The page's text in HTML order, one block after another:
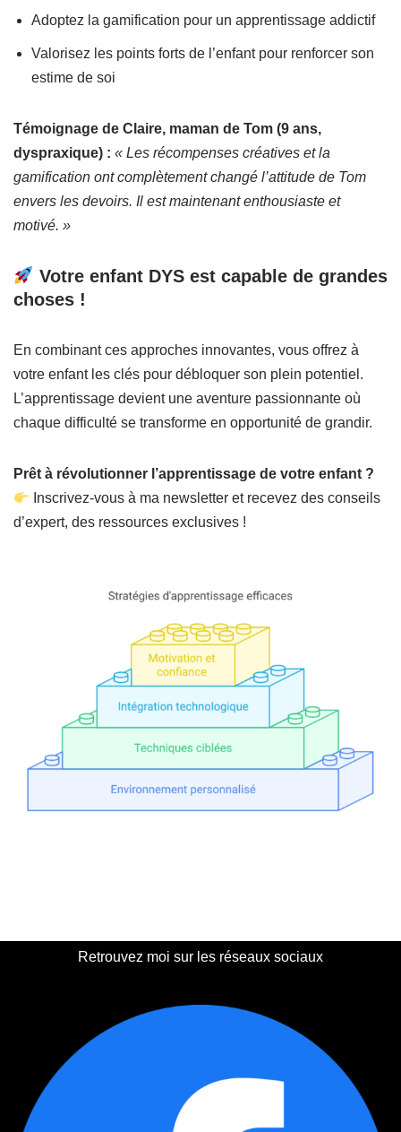
Adoptez la gamification pour un apprentissage addictif
Valorisez les points forts de l’enfant pour renforcer son
estime de soi
Témoignage de Claire, maman de Tom (9 ans,
dyspraxique) : « Les récompenses créatives et la
gamification ont complètement changé l’attitude de Tom
envers les devoirs. Il est maintenant enthousiaste et
motivé. »
Votre enfant DYS est capable de grandes
choses !
En combinant ces approches innovantes, vous offrez à
votre enfant les clés pour débloquer son plein potentiel.
L’apprentissage devient une aventure passionnante où
chaque difficulté se transforme en opportunité de grandir.
Prêt à révolutionner l’apprentissage de votre enfant ?
Inscrivez-vous à ma newsletter et recevez des conseils
d’expert, des ressources exclusives !
Retrouvez moi sur les réseaux sociaux